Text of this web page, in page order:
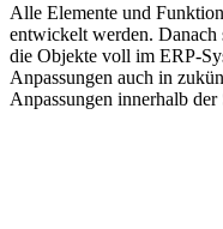
Alle Elemente und
entwickelt werden. Danach
die Objekte voll im ERP-
Anpassungen auch in
Anpassungen innerhalb